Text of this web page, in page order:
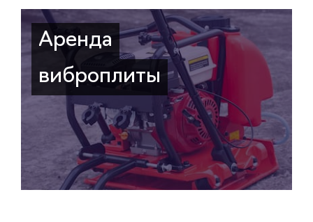
Аренда
виброплиты